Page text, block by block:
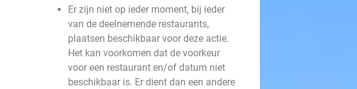
Er zijn niet op ieder moment, bij ieder
van de deelnemende restaurants,
plaatsen beschikbaar voor deze actie.
Het kan voorkomen dat de voorkeur
voor een restaurant en/of datum niet
beschikbaar is. Er dient dan een andere